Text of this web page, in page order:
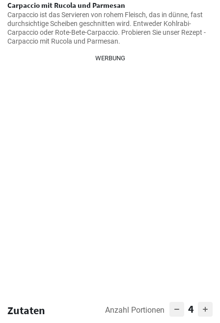
Carpaccio mit Rucola und Parmesan
Carpaccio ist das Servieren von rohem Fleisch, das in dünne, fast
durchsichtige Scheiben geschnitten wird. Entweder Kohlrabi-
Carpaccio oder Rote-Bete-Carpaccio. Probieren Sie unser Rezept -
Carpaccio mit Rucola und Parmesan.
WERBUNG
Zutaten Anzahl Portionen 4